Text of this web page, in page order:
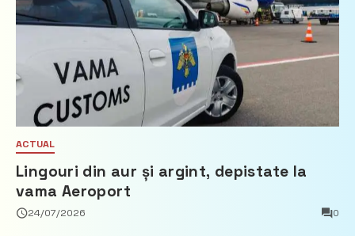
ACTUAL
Lingouri din aur și argint, depistate la
vama Aeroport
24/07/2026 0